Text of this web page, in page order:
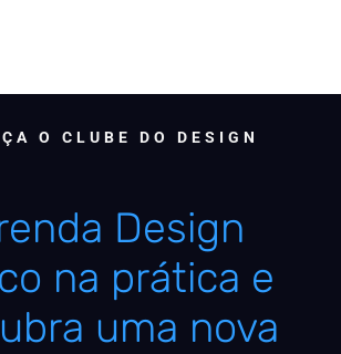
O CLUBE DO DESIGN
Design
na prática e
uma nova